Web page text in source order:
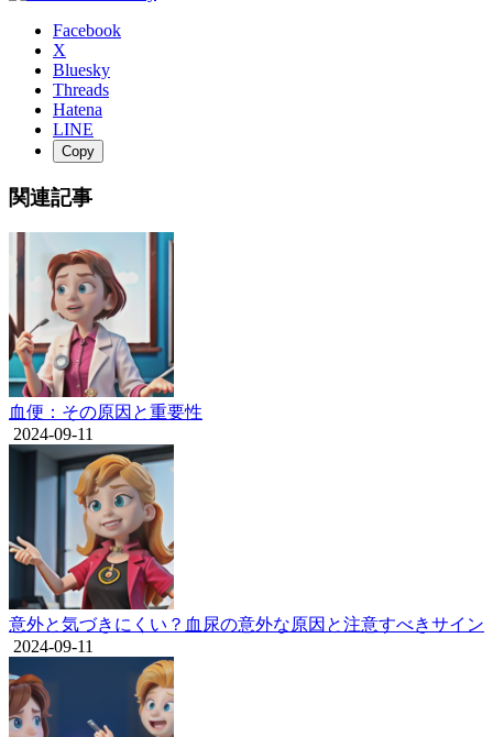
Facebook
X
Bluesky
Threads
Hatena
LINE
Copy
関連記事
血便：その原因と重要性
2024-09-11
意外と気づきにくい？血尿の意外な原因と注意すべきサイン
2024-09-11